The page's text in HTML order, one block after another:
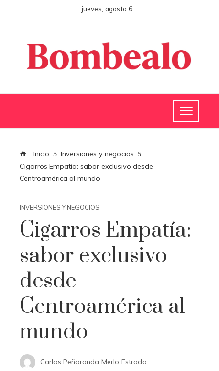
jueves, agosto 6
Inicio
Inversiones y negocios
Cigarros Empatía: sabor exclusivo desde
Centroamérica al mundo
INVERSIONES Y NEGOCIOS
Cigarros Empatía:
sabor exclusivo
desde
Centroamérica al
mundo
Carlos Peñaranda Merlo Estrada